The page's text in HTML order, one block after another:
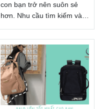
con bạn trở nên suôn sẻ
hơn. Nhu cầu tìm kiếm và
được xem là cần thiết trong
cuộc sống hiện nay. Nếu
bạn cũng đang trong quá
trình lựa chọn cho con
mình một chiếc balo tốt
nhất thì đừng bỏ qua bài
viết hôm nay nhé!